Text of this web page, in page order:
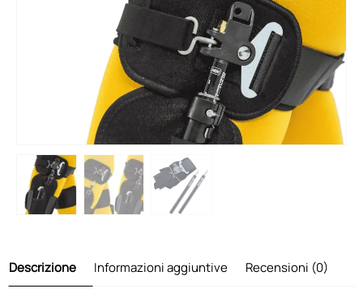
Descrizione Informazioni aggiuntive Recensioni (0)